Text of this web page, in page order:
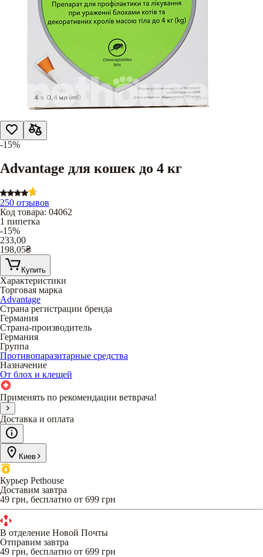
-15%
Advantage для кошек до 4 кг
250 отзывов
Код товара: 04062
1 пипетка
-15%
233,00
198,05₴
Купить
Характеристики
Торговая марка
Advantage
Страна регистрации бренда
Германия
Страна-производитель
Германия
Группа
Противопаразитарные средства
Назначение
От блох и клещей
Применять по рекомендации ветврача!
Доставка и оплата
Киев
Курьер Pethouse
Доставим завтра
49 грн, бесплатно от 699 грн
В отделение Новой Почты
Отправим завтра
49 грн, бесплатно от 699 грн